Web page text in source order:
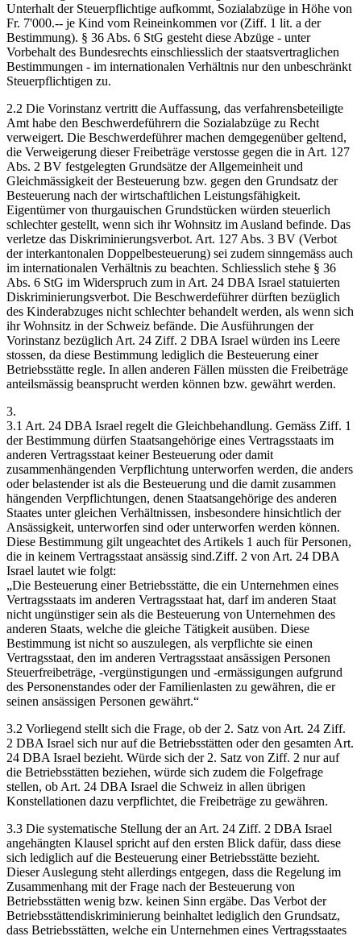
Unterhalt der Steuerpflichtige aufkommt, Sozialabzüge in Höhe von
Fr. 7'000.-- je Kind vom Reineinkommen vor (Ziff. 1 lit. a der
Bestimmung). § 36 Abs. 6 StG gesteht diese Abzüge - unter
Vorbehalt des Bundesrechts einschliesslich der staatsvertraglichen
Bestimmungen - im internationalen Verhältnis nur den unbeschränkt
Steuerpflichtigen zu.
2.2 Die Vorinstanz vertritt die Auffassung, das verfahrensbeteiligte
Amt habe den Beschwerdeführern die Sozialabzüge zu Recht
verweigert. Die Beschwerdeführer machen demgegenüber geltend,
die Verweigerung dieser Freibeträge verstosse gegen die in Art. 127
Abs. 2 BV festgelegten Grundsätze der Allgemeinheit und
Gleichmässigkeit der Besteuerung bzw. gegen den Grundsatz der
Besteuerung nach der wirtschaftlichen Leistungsfähigkeit.
Eigentümer von thurgauischen Grundstücken würden steuerlich
schlechter gestellt, wenn sich ihr Wohnsitz im Ausland befinde. Das
verletze das Diskriminierungsverbot. Art. 127 Abs. 3 BV (Verbot
der interkantonalen Doppelbesteuerung) sei zudem sinngemäss auch
im internationalen Verhältnis zu beachten. Schliesslich stehe § 36
Abs. 6 StG im Widerspruch zum in Art. 24 DBA Israel statuierten
Diskriminierungsverbot. Die Beschwerdeführer dürften bezüglich
des Kinderabzuges nicht schlechter behandelt werden, als wenn sich
ihr Wohnsitz in der Schweiz befände. Die Ausführungen der
Vorinstanz bezüglich Art. 24 Ziff. 2 DBA Israel würden ins Leere
stossen, da diese Bestimmung lediglich die Besteuerung einer
Betriebsstätte regle. In allen anderen Fällen müssten die Freibeträge
anteilsmässig beansprucht werden können bzw. gewährt werden.
3.
3.1 Art. 24 DBA Israel regelt die Gleichbehandlung. Gemäss Ziff. 1
der Bestimmung dürfen Staatsangehörige eines Vertragsstaats im
anderen Vertragsstaat keiner Besteuerung oder damit
zusammenhängenden Verpflichtung unterworfen werden, die anders
oder belastender ist als die Besteuerung und die damit zusammen
hängenden Verpflichtungen, denen Staatsangehörige des anderen
Staates unter gleichen Verhältnissen, insbesondere hinsichtlich der
Ansässigkeit, unterworfen sind oder unterworfen werden können.
Diese Bestimmung gilt ungeachtet des Artikels 1 auch für Personen,
die in keinem Vertragsstaat ansässig sind.Ziff. 2 von Art. 24 DBA
Israel lautet wie folgt:
„Die Besteuerung einer Betriebsstätte, die ein Unternehmen eines
Vertragsstaats im anderen Vertragsstaat hat, darf im anderen Staat
nicht ungünstiger sein als die Besteuerung von Unternehmen des
anderen Staats, welche die gleiche Tätigkeit ausüben. Diese
Bestimmung ist nicht so auszulegen, als verpflichte sie einen
Vertragsstaat, den im anderen Vertragsstaat ansässigen Personen
Steuerfreibeträge, -vergünstigungen und -ermässigungen aufgrund
des Personenstandes oder der Familienlasten zu gewähren, die er
seinen ansässigen Personen gewährt.“
3.2 Vorliegend stellt sich die Frage, ob der 2. Satz von Art. 24 Ziff.
2 DBA Israel sich nur auf die Betriebsstätten oder den gesamten Art.
24 DBA Israel bezieht. Würde sich der 2. Satz von Ziff. 2 nur auf
die Betriebsstätten beziehen, würde sich zudem die Folgefrage
stellen, ob Art. 24 DBA Israel die Schweiz in allen übrigen
Konstellationen dazu verpflichtet, die Freibeträge zu gewähren.
3.3 Die systematische Stellung der an Art. 24 Ziff. 2 DBA Israel
angehängten Klausel spricht auf den ersten Blick dafür, dass diese
sich lediglich auf die Besteuerung einer Betriebsstätte bezieht.
Dieser Auslegung steht allerdings entgegen, dass die Regelung im
Zusammenhang mit der Frage nach der Besteuerung von
Betriebsstätten wenig bzw. keinen Sinn ergäbe. Das Verbot der
Betriebsstättendiskriminierung beinhaltet lediglich den Grundsatz,
dass Betriebsstätten, welche ein Unternehmen eines Vertragsstaates